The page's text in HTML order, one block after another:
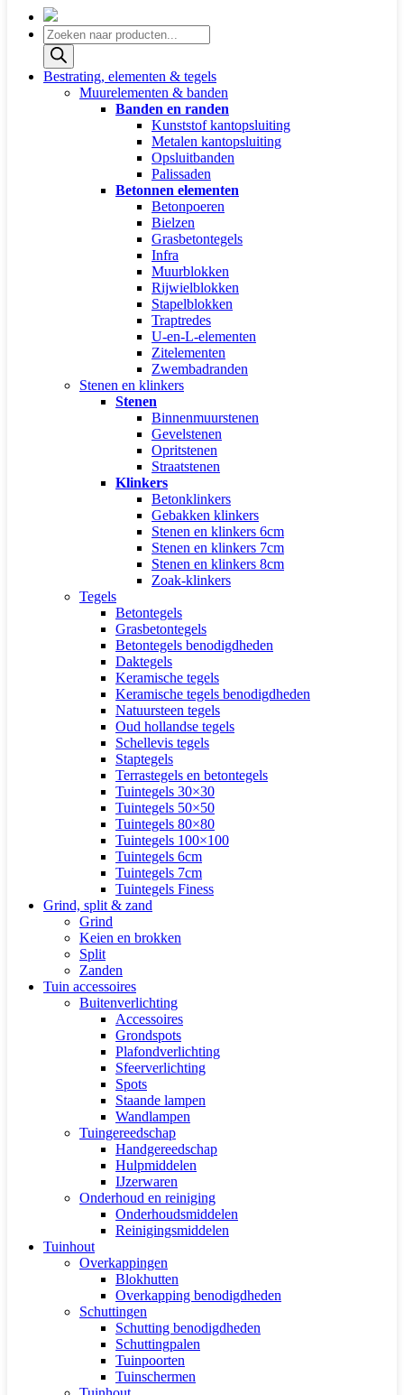
Producten
zoeken
Bestrating, elementen & tegels
Muurelementen & banden
Banden en randen
Kunststof kantopsluiting
Metalen kantopsluiting
Opsluitbanden
Palissaden
Betonnen elementen
Betonpoeren
Bielzen
Grasbetontegels
Infra
Muurblokken
Rijwielblokken
Stapelblokken
Traptredes
U-en-L-elementen
Zitelementen
Zwembadranden
Stenen en klinkers
Stenen
Binnenmuurstenen
Gevelstenen
Opritstenen
Straatstenen
Klinkers
Betonklinkers
Gebakken klinkers
Stenen en klinkers 6cm
Stenen en klinkers 7cm
Stenen en klinkers 8cm
Zoak-klinkers
Tegels
Betontegels
Grasbetontegels
Betontegels benodigdheden
Daktegels
Keramische tegels
Keramische tegels benodigdheden
Natuursteen tegels
Oud hollandse tegels
Schellevis tegels
Staptegels
Terrastegels en betontegels
Tuintegels 30×30
Tuintegels 50×50
Tuintegels 80×80
Tuintegels 100×100
Tuintegels 6cm
Tuintegels 7cm
Tuintegels Finess
Grind, split & zand
Grind
Keien en brokken
Split
Zanden
Tuin accessoires
Buitenverlichting
Accessoires
Grondspots
Plafondverlichting
Sfeerverlichting
Spots
Staande lampen
Wandlampen
Tuingereedschap
Handgereedschap
Hulpmiddelen
IJzerwaren
Onderhoud en reiniging
Onderhoudsmiddelen
Reinigingsmiddelen
Tuinhout
Overkappingen
Blokhutten
Overkapping benodigdheden
Schuttingen
Schutting benodigdheden
Schuttingpalen
Tuinpoorten
Tuinschermen